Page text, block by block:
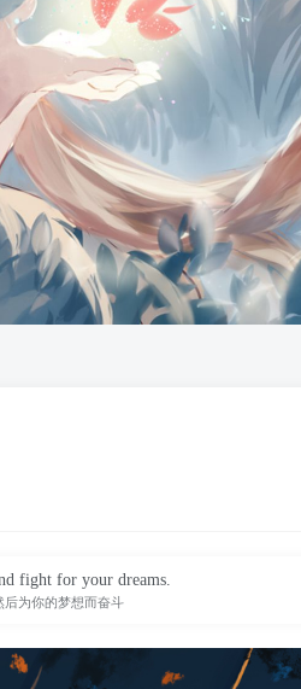
fight for your dreams.
后为你的梦想而奋斗